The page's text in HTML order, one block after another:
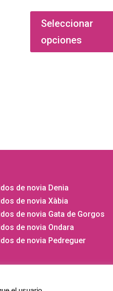
de 5
Seleccionar
opciones
de novia Denia
de novia Xàbia
de novia Gata de Gorgos
de novia Ondara
de novia Pedreguer